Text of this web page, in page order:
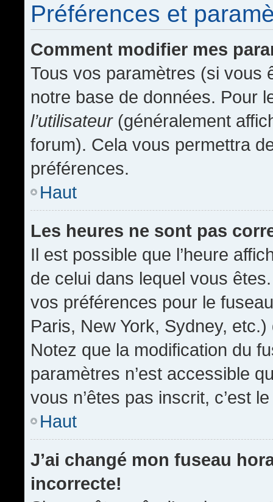
Préférences et
Comment modifier mes
Tous vos paramètres (si vous
notre base de données. Pour
l’utilisateur(généralement
forum). Cela vous permettra
préférences.
Haut
Les heures ne sont pas
Il est possible que l’heure
de celui dans lequel vous
vos préférences pour le
Paris, New York, Sydney,
Notez que la modification du
paramètres n’est accessible
vous n’êtes pas inscrit, c’est
Haut
J’ai changé mon fuseau
incorrecte!